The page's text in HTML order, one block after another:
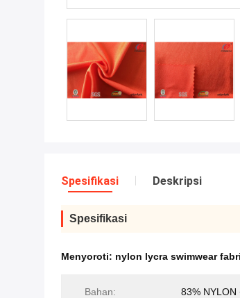
Spesifikasi Deskripsi
Spesifikasi
Menyoroti: nylon lycra swimwear
Bahan: 83% NYLON